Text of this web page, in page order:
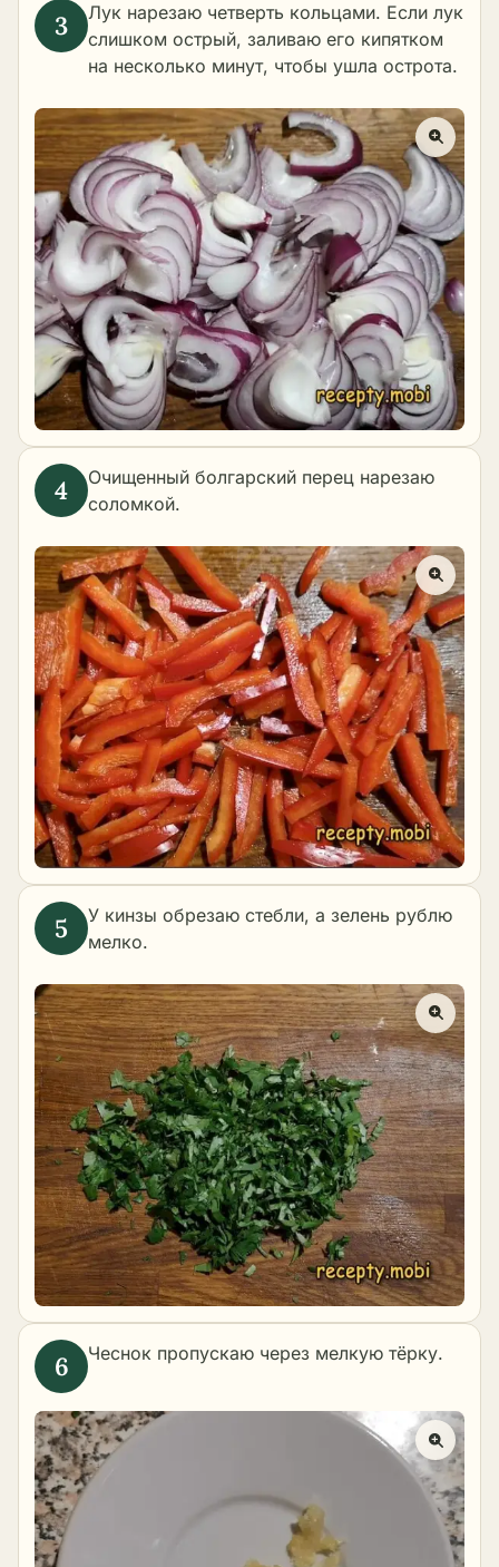
Лук нарезаю четверть кольцами. Если лук
слишком острый, заливаю его кипятком
на несколько минут, чтобы ушла острота.
Очищенный болгарский перец нарезаю
соломкой.
У кинзы обрезаю стебли, а зелень рублю
мелко.
Чеснок пропускаю через мелкую тёрку.